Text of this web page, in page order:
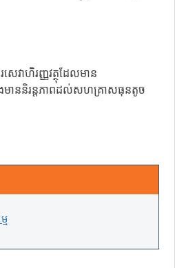
សេវាហិរញ្ញវត្ថុដែលមាន
ននិរន្តភាពដល់សហគ្រាសធុនតូច